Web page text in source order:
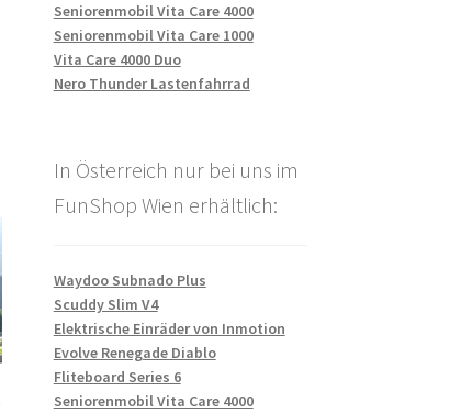
Seniorenmobil Vita Care 4000
Seniorenmobil Vita Care 1000
Vita Care 4000 Duo
Nero Thunder Lastenfahrrad
In Österreich nur bei uns im
FunShop Wien erhältlich:
Waydoo Subnado Plus
Scuddy Slim V4
Elektrische Einräder von Inmotion
Evolve Renegade Diablo
Fliteboard Series 6
Seniorenmobil Vita Care 4000